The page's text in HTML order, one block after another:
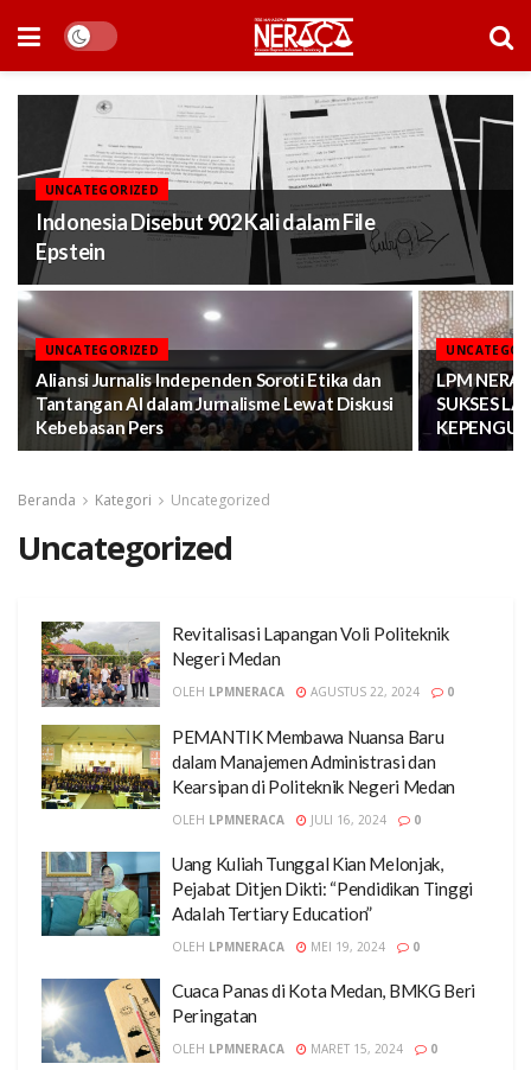
UNCATEGORIZED
Indonesia Disebut 902 Kali dalam File
Epstein
UNCATEGORIZED
Aliansi Jurnalis Independen Soroti Etika dan
Tantangan AI dalam Jurnalisme Lewat Diskusi
Kebebasan Pers
LPM
SUKSES
Beranda Kategori Uncategorized
Uncategorized
Revitalisasi Lapangan Voli Politeknik
Negeri Medan
OLEH LPMNERACA AGUSTUS 22, 2024 0
PEMANTIK Membawa Nuansa Baru
dalam Manajemen Administrasi dan
Kearsipan di Politeknik Negeri Medan
OLEH LPMNERACA JULI 16, 2024 0
Uang Kuliah Tunggal Kian Melonjak,
Pejabat Ditjen Dikti: “Pendidikan Tinggi
Adalah Tertiary Education”
OLEH LPMNERACA MEI 19, 2024 0
Cuaca Panas di Kota Medan, BMKG Beri
Peringatan
OLEH LPMNERACA MARET 15, 2024 0